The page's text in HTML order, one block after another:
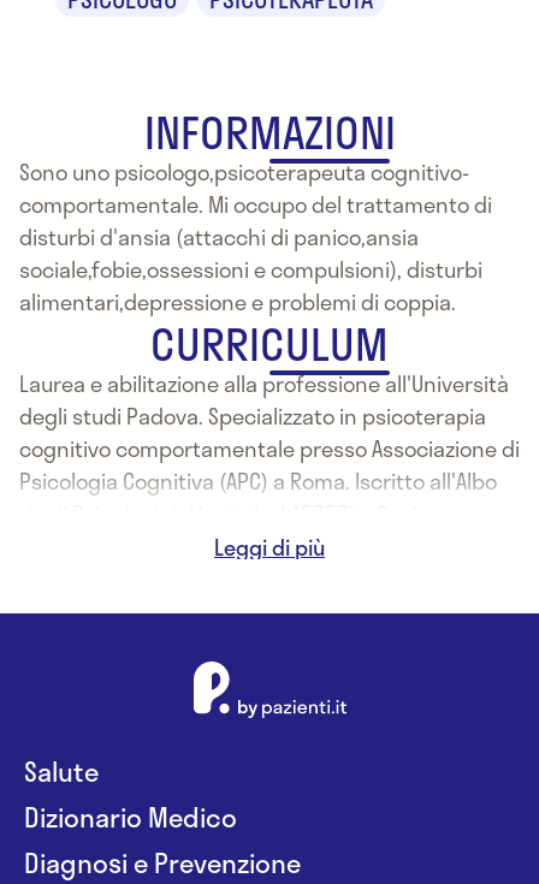
INFORMAZIONI
Sono uno psicologo,psicoterapeuta cognitivo-
comportamentale. Mi occupo del trattamento di
disturbi d'ansia (attacchi di panico,ansia
sociale,fobie,ossessioni e compulsioni), disturbi
alimentari,depressione e problemi di coppia.
CURRICULUM
Laurea e abilitazione alla professione all'Università
degli studi Padova. Specializzato in psicoterapia
cognitivo comportamentale presso Associazione di
Psicologia Cognitiva (APC) a Roma. Iscritto all'Albo
Ordinario della Società di Terapia Comportamentale
Salute
Dizionario Medico
Diagnosi e Prevenzione